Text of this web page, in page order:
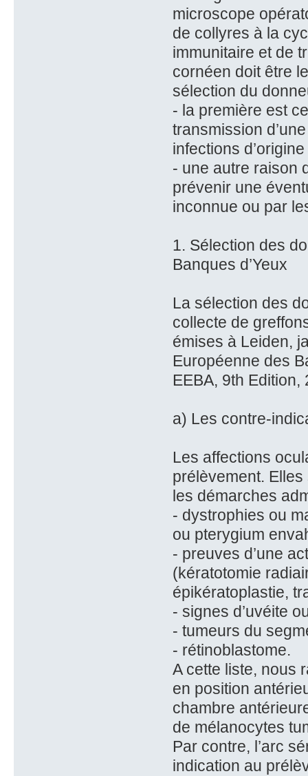
microscope
de collyres à la
immunitaire et de
cornéen doit être
sélection du
- la première est
transmission
infections
- une autre raison
prévenir une
inconnue ou par
1. Sélection des
Banques d’Yeux
La sélection des
collecte de
émises à Leiden,
Européenne des
EEBA, 9th Edition,
a) Les contre-
Les affections
prélèvement.
les démarches
- dystrophies ou
ou pterygium
- preuves d’une
(kératotomie
épikératoplastie,
- signes d’uvéite
- tumeurs du
- rétinoblastome.
A cette liste, nous
en position
chambre
de mélanocytes
Par contre, l’arc
indication au